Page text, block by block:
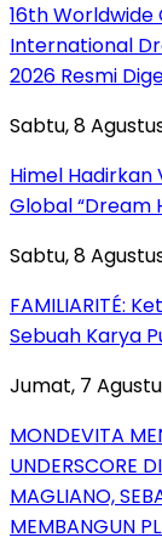
16th Worldwide
International
2026 Resmi
Sabtu, 8
Himel Hadirkan
Global “Dream
Sabtu, 8
FAMILIARITÉ:
Sebuah Karya
Jumat, 7
MONDEVITA
UNDERSCORE
MAGLIANO,
MEMBANGUN